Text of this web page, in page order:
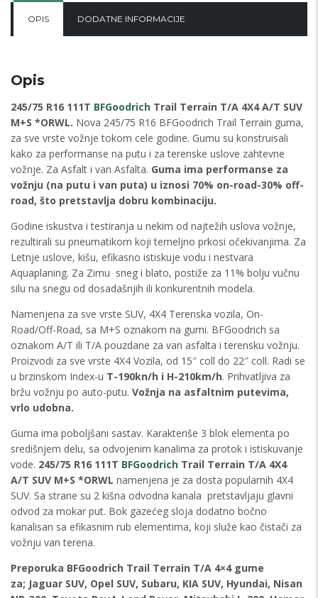
OPIS DODATNE INFORMACIJE
Opis
245/75 R16 111T BFGoodrich Trail Terrain T/A 4X4 A/T SUV
M+S *ORWL. Nova 245/75 R16 BFGoodrich Trail Terrain guma,
za sve vrste vožnje tokom cele godine. Gumu su konstruisali
kako za performanse na putu i za terenske uslove zahtevne
vožnje. Za Asfalt i van Asfalta. Guma ima performanse za
vožnju (na putu i van puta) u iznosi 70% on-road-30% off-
road, što pretstavlja dobru kombinaciju.
Godine iskustva i testiranja u nekim od najtežih uslova vožnje,
rezultirali su pneumatikom koji temeljno prkosi očekivanjima. Za
Letnje uslove, kišu, efikasno istiskuje vodu i nestvara
Aquaplaning. Za Zimu sneg i blato, postiže za 11% bolju vučnu
silu na snegu od dosadašnjih ili konkurentnih modela.
Namenjena za sve vrste SUV, 4X4 Terenska vozila, On-
Road/Off-Road, sa M+S oznakom na gumi. BFGoodrich sa
oznakom A/T ili T/A pouzdane za van asfalta i terensku vožnju.
Proizvodi za sve vrste 4X4 Vozila, od 15″ coll do 22″ coll. Radi se
u brzinskom Index-u T-190kn/h i H-210km/h. Prihvatljiva za
bržu vožnju po auto-putu. Vožnja na asfaltnim putevima,
vrlo udobna.
Guma ima poboljšani sastav. Karakteriše 3 blok elementa po
središnjem delu, sa odvojenim kanalima za protok i istiskuvanje
vode. 245/75 R16 111T BFGoodrich Trail Terrain T/A 4X4
A/T SUV M+S *ORWL namenjena je za dosta popularnih 4X4
SUV. Sa strane su 2 kišna odvodna kanala pretstavljaju glavni
odvod za mokar put. Bok gazećeg sloja dodatno bočno
kanalisan sa efikasnim rub elementima, koji služe kao čistači za
vožnju van terena.
Preporuka BFGoodrich Trail Terrain T/A 4×4 gume
za; Jaguar SUV, Opel SUV, Subaru, KIA SUV, Hyundai, Nisan